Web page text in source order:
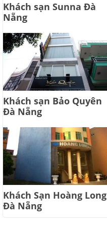
Khách sạn Sunna Đà
Nẵng
Khách sạn Bảo Quyên
Đà Nẵng
Khách Sạn Hoàng Long
Đà Nẵng